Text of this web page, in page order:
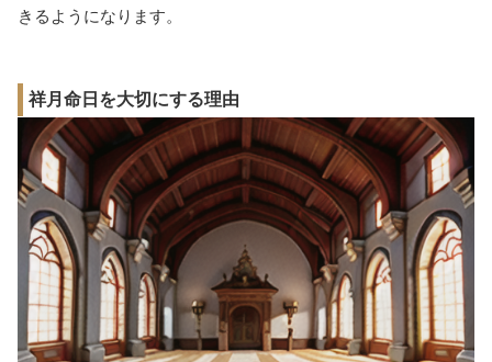
きるようになります。
祥月命日を大切にする理由